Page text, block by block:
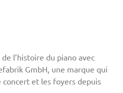
l’histoire du piano avec
GmbH, une marque qui
concert et les foyers depuis